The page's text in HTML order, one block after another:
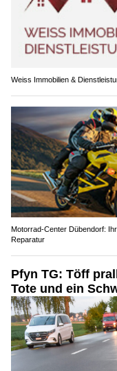
Weiss Immobilien &
Motorrad-Center Dübendorf:
Reparatur
Pfyn TG: Töff
Tote und ein